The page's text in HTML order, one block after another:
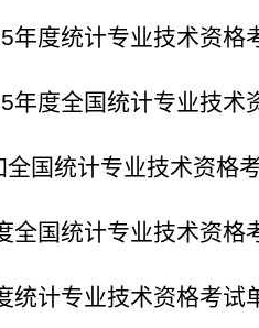
年度统计专业技术资格
年度全国统计专业技术
全国统计专业技术资格
全国统计专业技术资格
统计专业技术资格考试